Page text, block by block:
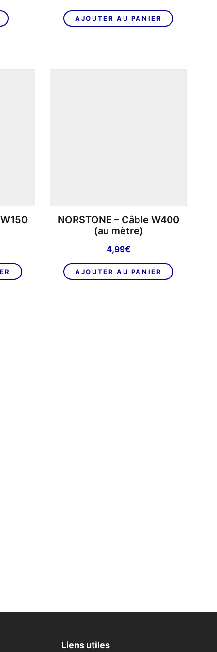
AJOUTER AU PANIER
NORSTONE – Câble W400
(au mètre)
4,99€
AJOUTER AU PANIER
Liens utiles